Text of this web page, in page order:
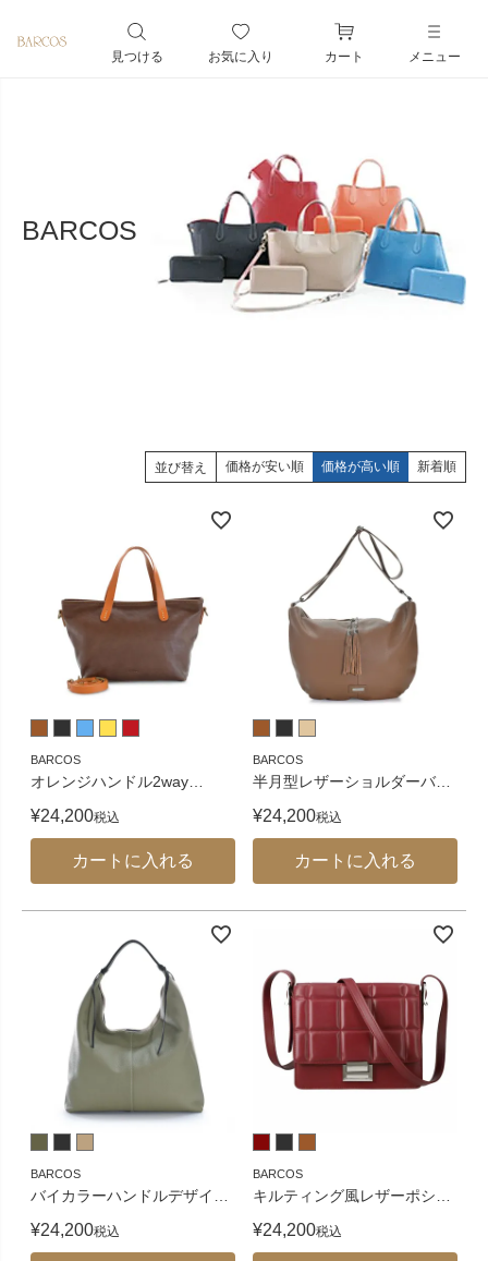
見つける お気に入り カート メニュー
BARCOS
BARCOS
オレンジハンドル2way
¥24,200税込
カートに入れる
BARCOS
半月型レザーショルダーバ…
¥24,200税込
カートに入れる
BARCOS
バイカラーハンドルデザイ
¥24,200税込
BARCOS
キルティング風レザーポシ
¥24,200税込
並び替え 価格が安い順 価格が高い順 新着順